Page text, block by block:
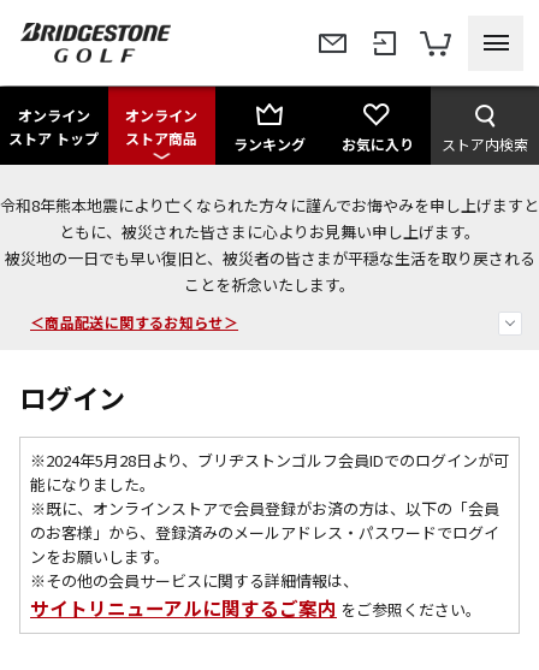
オンライン
ストア トップ
オンライン
ストア商品
ランキング お気に入り ストア内検索
令和8年熊本地震により亡くなられた方々に謹んでお悔やみを申し上げますと
ともに、被災された皆さまに心よりお見舞い申し上げます。
被災地の一日でも早い復旧と、被災者の皆さまが平穏な生活を取り戻される
ことを祈念いたします。
今なら新規会員登録で1,000円OFFクーポンプレゼント！
＜商品配送に関するお知らせ＞
＜夏季休暇中のご注文・発送・お問い合わせ＞
ログイン
※2024年5月28日より、ブリヂストンゴルフ会員IDでのログインが可
能になりました。
※既に、 オンラインストアで会員登録がお済の方は、以下の「会員
のお客様」から、登録済みのメールアドレス・パスワードでログイ
ンをお願いします。
※その他の会員サービスに関する詳細情報は、
サイトリニューアルに関するご案内 をご参照ください。